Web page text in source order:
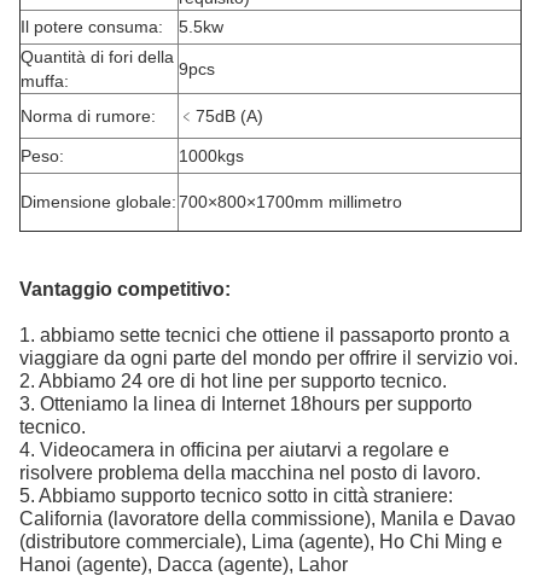
Il potere consuma:
5.5kw
Quantità di fori della
muffa:
9pcs
Norma di rumore: ﹤75dB (A)
Peso: 1000kgs
Dimensione globale:700×800×1700mm millimetro
Vantaggio competitivo:
1. abbiamo sette tecnici che ottiene il passaporto pronto a
viaggiare da ogni parte del mondo per offrire il servizio voi.
2. Abbiamo 24 ore di hot line per supporto tecnico.
3. Otteniamo la linea di Internet 18hours per supporto
tecnico.
4. Videocamera in officina per aiutarvi a regolare e
risolvere problema della macchina nel posto di lavoro.
5. Abbiamo supporto tecnico sotto in città straniere:
California (lavoratore della commissione), Manila e Davao
(distributore commerciale), Lima (agente), Ho Chi Ming e
Hanoi (agente), Dacca (agente), Lahor